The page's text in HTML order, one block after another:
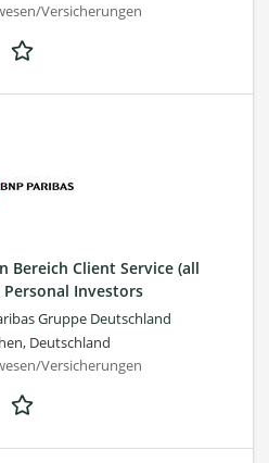
Versicherungen
Bereich Client Service (all
Personal Investors
Gruppe Deutschland
Deutschland
Versicherungen